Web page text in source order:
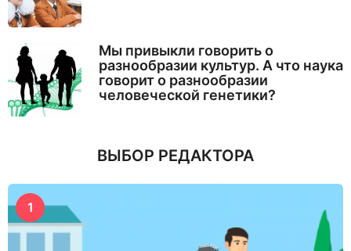
Мы привыкли говорить о
разнообразии культур. А что наука
говорит о разнообразии
человеческой генетики?
ВЫБОР РЕДАКТОРА
1